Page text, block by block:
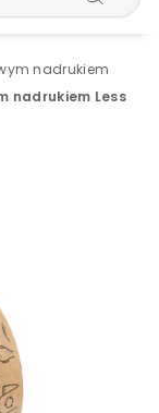
nadrukiem
nadrukiem Less